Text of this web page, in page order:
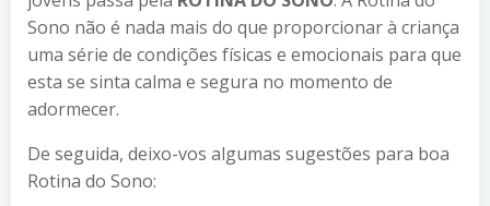
Sono não é nada mais do que proporcionar à criança
uma série de condições físicas e emocionais para que
esta se sinta calma e segura no momento de
adormecer.
De seguida, deixo-vos algumas sugestões para boa
Rotina do Sono: